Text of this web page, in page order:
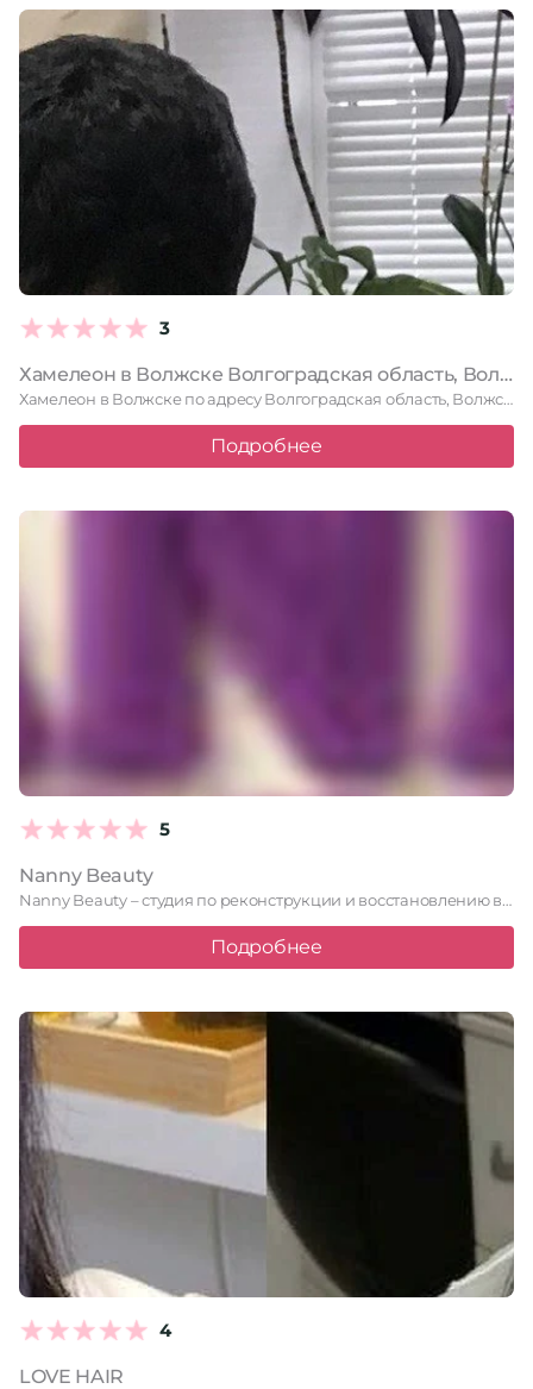
3
Хамелеон в Волжске Волгоградская область, Волжский, Оломоуцкая, 74, 1 этаж
Хамелеон в Волжске по адресу Волгоградская область, Волжский, Оломоуцкая, 74, …
Подробнее
5
Nanny Beauty
Nanny Beauty – студия по реконструкции и восстановлению волос в …
Подробнее
4
LOVE HAIR